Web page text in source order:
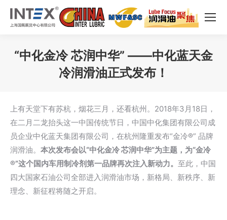
“中化金冷 芯润中华” ——中化蓝天金
冷润滑油正式发布！
上有天堂下有苏杭，烟花三月，还看杭州。2018年3月18日，
在二月二龙抬头这一中国传统节日，中国中化集团有限公司成
员企业中化蓝天集团有限公司，在杭州隆重发布“金冷®” 品牌
润滑油。 本次发布会以“中化金冷 芯润中华”为主题，为“金冷
®”这个国内车用制冷剂第一品牌再次注入新动力。 至此，中国
四大国家石油公司全部进入润滑油市场，新格局、新秩序、新
理念、新征程将随之开启。